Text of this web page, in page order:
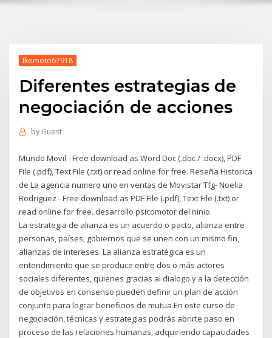
Ikemoto67918
Diferentes estrategias de
negociación de acciones
by Guest
Mundo Movil - Free download as Word Doc (.doc / .docx), PDF
File (.pdf), Text File (.txt) or read online for free. Reseña Historica
de La agencia numero uno en ventas de Movistar Tfg- Noelia
Rodriguez - Free download as PDF File (.pdf), Text File (.txt) or
read online for free. desarrollo psicomotor del ninio
La estrategia de alianza es un acuerdo o pacto, alianza entre
personas, países, gobiernos que se unen con un mismo fin,
alianzas de intereses. La alianza estratégica es un
entendimiento que se produce entre dos o más actores
sociales diferentes, quienes gracias al dialogo y a la detección
de objetivos en consenso pueden definir un plan de acción
conjunto para lograr beneficios de mutua En este curso de
negociación, técnicas y estrategias podrás abrirte paso en
proceso de las relaciones humanas, adquiriendo capacidades